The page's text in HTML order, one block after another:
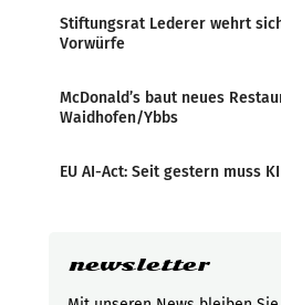
Stiftungsrat Lederer wehrt
Vorwürfe
McDonald’s baut neues
Waidhofen/Ybbs
EU AI-Act: Seit gestern muss
newsletter